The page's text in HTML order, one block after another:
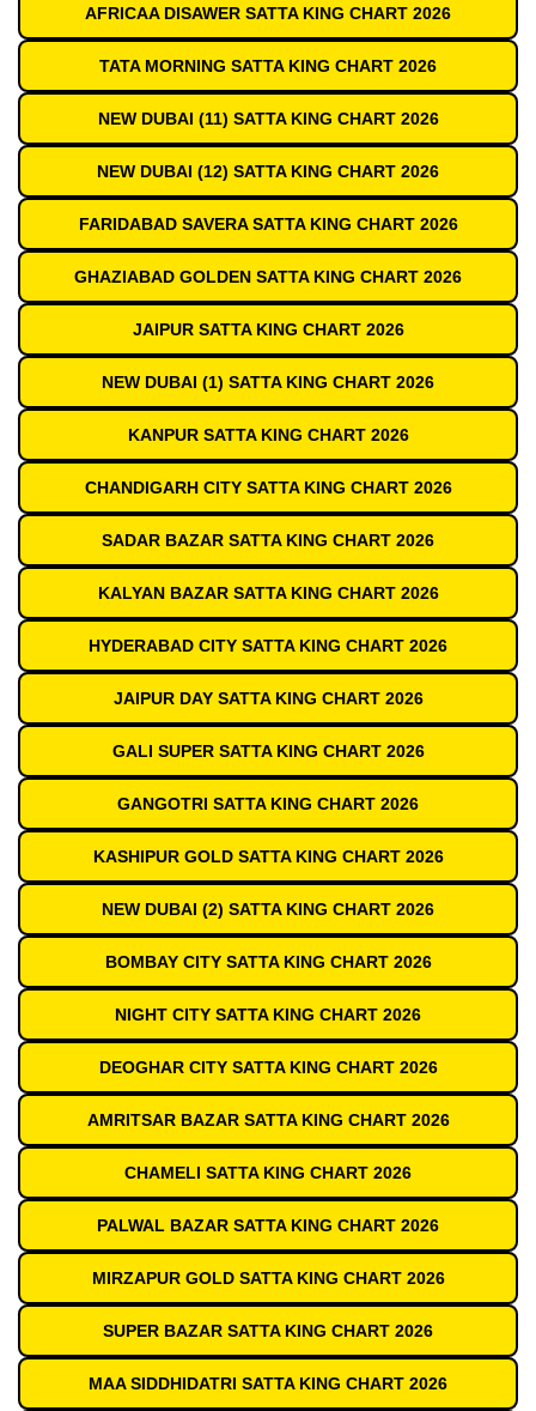
AFRICAA DISAWER SATTA KING CHART 2026
TATA MORNING SATTA KING CHART 2026
NEW DUBAI (11) SATTA KING CHART 2026
NEW DUBAI (12) SATTA KING CHART 2026
FARIDABAD SAVERA SATTA KING CHART 2026
GHAZIABAD GOLDEN SATTA KING CHART 2026
JAIPUR SATTA KING CHART 2026
NEW DUBAI (1) SATTA KING CHART 2026
KANPUR SATTA KING CHART 2026
CHANDIGARH CITY SATTA KING CHART 2026
SADAR BAZAR SATTA KING CHART 2026
KALYAN BAZAR SATTA KING CHART 2026
HYDERABAD CITY SATTA KING CHART 2026
JAIPUR DAY SATTA KING CHART 2026
GALI SUPER SATTA KING CHART 2026
GANGOTRI SATTA KING CHART 2026
KASHIPUR GOLD SATTA KING CHART 2026
NEW DUBAI (2) SATTA KING CHART 2026
BOMBAY CITY SATTA KING CHART 2026
NIGHT CITY SATTA KING CHART 2026
DEOGHAR CITY SATTA KING CHART 2026
AMRITSAR BAZAR SATTA KING CHART 2026
CHAMELI SATTA KING CHART 2026
PALWAL BAZAR SATTA KING CHART 2026
MIRZAPUR GOLD SATTA KING CHART 2026
SUPER BAZAR SATTA KING CHART 2026
MAA SIDDHIDATRI SATTA KING CHART 2026